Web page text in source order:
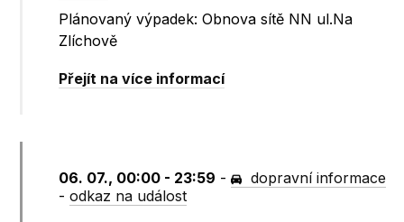
Plánovaný výpadek: Obnova sítě NN ul.Na
Zlíchově
Přejít na více informací
06. 07., 00:00 - 23:59 -
dopravní informace
-odkaz na událost